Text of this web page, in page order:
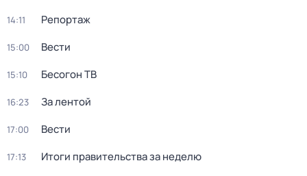
14:11 Репортаж
15:00 Вести
15:10 Бесогон ТВ
16:23 За лентой
17:00 Вести
17:13 Итоги правительства за неделю